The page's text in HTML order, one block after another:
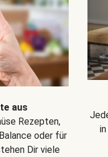
aus
Rezepten,
oder für
Dir viele